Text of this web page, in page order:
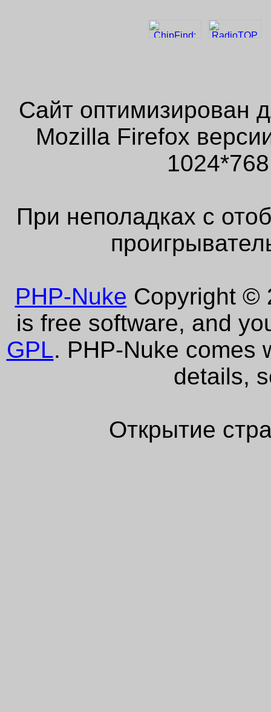
Сайт оптимизирован
Mozilla Firefox
При неполадках с
PHP-Nuke Copyright ©
is free software, and
GPL. PHP-Nuke comes
details,
Открытие